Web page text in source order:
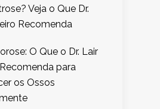
Veja o Que Dr.
Recomenda
O Que o Dr. Lair
para
os Ossos